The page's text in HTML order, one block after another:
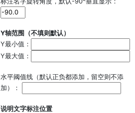
Y轴范围（不填则默认）
Y最小值：
Y最大值：
水平阈值线（默认正负都添加，留空则不添
加）：
说明文字标注位置